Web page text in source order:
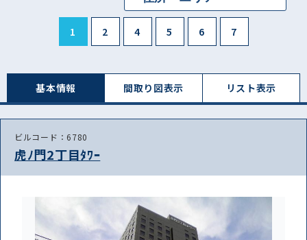
1 2 4 5 6 7
基本情報 間取り図表⽰ リスト表⽰
ビルコード：6780
虎ﾉ門2丁目ﾀﾜｰ